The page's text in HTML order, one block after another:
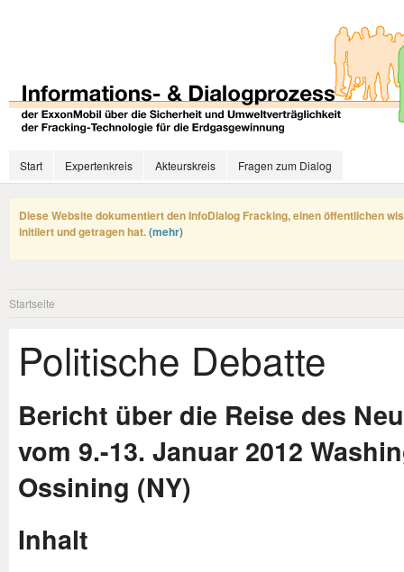
Start Expertenkreis Akteurskreis Fragen zum Dialog
Diese Website dokumentiert den InfoDialog Fracking, einen öffentlichen
initiiert und getragen hat.(mehr)
Startseite
Politische Debatte
Bericht über die Reise des
vom 9.-13. Januar 2012
Ossining (NY)
Inhalt